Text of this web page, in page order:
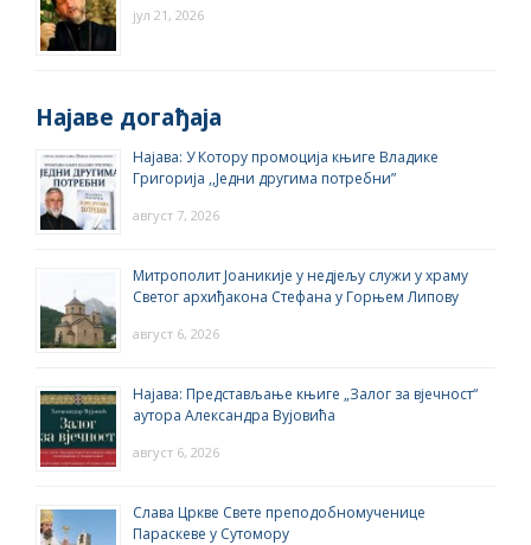
јул 21, 2026
Најаве догађаја
Најава: У Котору промоција књиге Владике
Григорија ,,Једни другима потребни”
август 7, 2026
Митрополит Јоаникије у недјељу служи у храму
Светог архиђакона Стефана у Горњем Липову
август 6, 2026
Најава: Представљање књиге „Залог за вјечност“
аутора Александра Вујовића
август 6, 2026
Слава Цркве Свете преподобномученице
Параскеве у Сутомору